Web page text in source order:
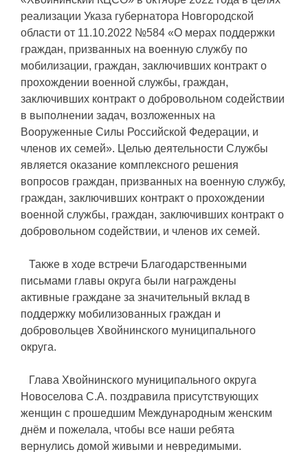
реализации Указа губернатора Новгородской
области от 11.10.2022 №584 «О мерах поддержки
граждан, призванных на военную службу по
мобилизации, граждан, заключивших контракт о
прохождении военной службы, граждан,
заключивших контракт о добровольном содействии
в выполнении задач, возложенных на
Вооруженные Силы Российской Федерации, и
членов их семей». Целью деятельности Службы
является оказание комплексного решения
вопросов граждан, призванных на военную службу,
граждан, заключивших контракт о прохождении
военной службы, граждан, заключивших контракт о
добровольном содействии, и членов их семей.
Также в ходе встречи Благодарственными
письмами главы округа были награждены
активные граждане за значительный вклад в
поддержку мобилизованных граждан и
добровольцев Хвойнинского муниципального
округа.
Глава Хвойнинского муниципального округа
Новоселова С.А. поздравила присутствующих
женщин с прошедшим Международным женским
днём и пожелала, чтобы все наши ребята
вернулись домой живыми и невредимыми.